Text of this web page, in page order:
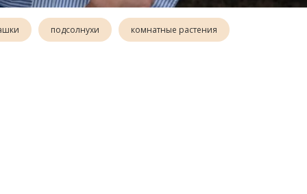
подсолнухи комнатные растения